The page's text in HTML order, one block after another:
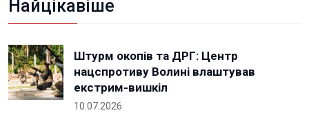
Найцікавіше
Штурм окопів та ДРГ: Центр
нацспротиву Волині влаштував
екстрим-вишкіл
10.07.2026